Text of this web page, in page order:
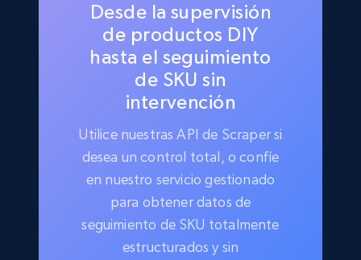
Desde la supervisión
de productos DIY
hasta el seguimiento
de SKU sin
intervención
Utilice nuestras API de Scraper si
desea un control total, o confíe
en nuestro servicio gestionado
para obtener datos de
seguimiento de SKU totalmente
estructurados y sin